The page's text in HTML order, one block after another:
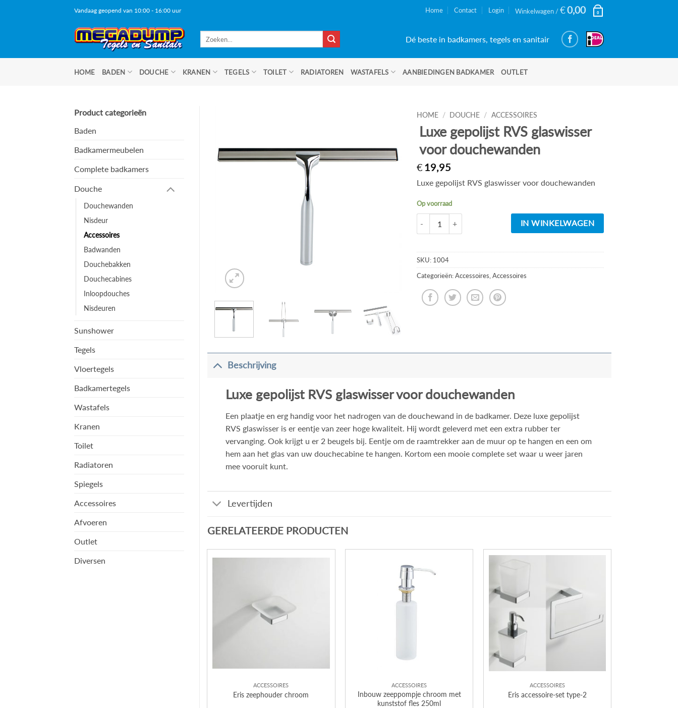
Vandaag geopend van 10:00 - 16:00 uur Home Contact Login Winkelwagen /€0,00 0
Dé beste in badkamers, tegels en sanitair
HOME BADEN DOUCHE KRANEN TEGELS TOILET RADIATOREN WASTAFELS AANBIEDINGEN BADKAMER OUTLET
Product categorieën
Baden
Badkamermeubelen
Complete badkamers
Douche
Douchewanden
Nisdeur
Accessoires
Badwanden
Douchebakken
Douchecabines
Inloopdouches
Nisdeuren
Sunshower
Tegels
Vloertegels
Badkamertegels
Wastafels
Kranen
Toilet
Radiatoren
Spiegels
Accessoires
Afvoeren
Outlet
Diversen
HOME / DOUCHE / ACCESSOIRES
Luxe gepolijst RVS glaswisser
voor douchewanden
€ 19,95
Luxe gepolijst RVS glaswisser voor douchewanden
Op voorraad
Luxe gepolijst RVS glaswisser voor douchewanden aantal
IN WINKELWAGEN
SKU: 1004
Categorieën:Accessoires ,Accessoires
Beschrijving
Luxe gepolijst RVS glaswisser voor douchewanden
Een plaatje en erg handig voor het nadrogen van de douchewand in de badkamer. Deze luxe gepolijst
RVS glaswisser is er eentje van zeer hoge kwaliteit. Hij wordt geleverd met een extra rubber ter
vervanging. Ook krijgt u er 2 beugels bij. Eentje om de raamtrekker aan de muur op te hangen en een om
hem aan het glas van uw douchecabine te hangen. Kortom een mooie complete set waar u weer jaren
mee vooruit kunt.
Levertijden
GERELATEERDE PRODUCTEN
ACCESSOIRES
Eris zeephouder chroom
ACCESSOIRES
Inbouw zeeppompje chroom met
kunststof fles 250ml
ACCESSOIRES
Eris accessoire-set type-2